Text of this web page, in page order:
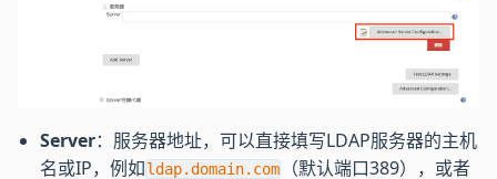
Server：服务器地址，可以直接填写LDAP服务器的主机
名或IP，例如ldap.domain.com （默认端口389），或者